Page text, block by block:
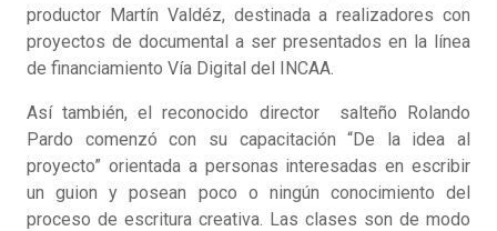
productor Martín Valdéz, destinada a realizadores con
proyectos de documental a ser presentados en la línea
de financiamiento Vía Digital del INCAA.
Así también, el reconocido director salteño Rolando
Pardo comenzó con su capacitación “De la idea al
proyecto” orientada a personas interesadas en escribir
un guion y posean poco o ningún conocimiento del
proceso de escritura creativa. Las clases son de modo